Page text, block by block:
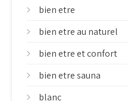
bien etre
bien etre au naturel
bien etre et confort
bien etre sauna
blanc